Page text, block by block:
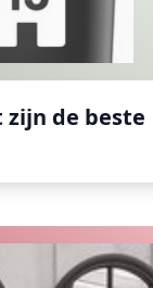
zijn de beste